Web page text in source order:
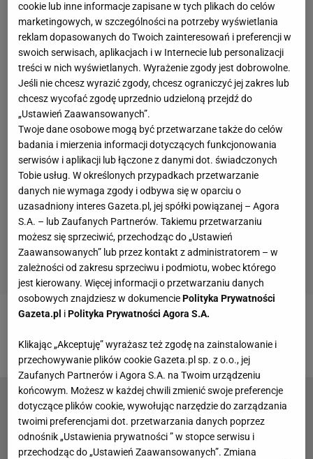
zamieszany w dwie bramki
Największy wyrzut sumienia Michała
Probierza. Żądają, by dał mu szansę
cookie lub inne informacje zapisane w tych plikach do celów
marketingowych, w szczególności na potrzeby wyświetlania
reklam dopasowanych do Twoich zainteresowań i preferencji w
swoich serwisach, aplikacjach i w Internecie lub personalizacji
treści w nich wyświetlanych. Wyrażenie zgody jest dobrowolne.
Jeśli nie chcesz wyrazić zgody, chcesz ograniczyć jej zakres lub
chcesz wycofać zgodę uprzednio udzieloną przejdź do
„Ustawień Zaawansowanych”.
Twoje dane osobowe mogą być przetwarzane także do celów
badania i mierzenia informacji dotyczących funkcjonowania
serwisów i aplikacji lub łączone z danymi dot. świadczonych
Tobie usług. W określonych przypadkach przetwarzanie
danych nie wymaga zgody i odbywa się w oparciu o
uzasadniony interes Gazeta.pl, jej spółki powiązanej – Agora
S.A. – lub Zaufanych Partnerów. Takiemu przetwarzaniu
możesz się sprzeciwić, przechodząc do „Ustawień
Zaawansowanych” lub przez kontakt z administratorem – w
zależności od zakresu sprzeciwu i podmiotu, wobec którego
jest kierowany. Więcej informacji o przetwarzaniu danych
osobowych znajdziesz w dokumenciePolityka Prywatności
Gazeta.pl iPolityka Prywatności Agora S.A.
Klikając „Akceptuję” wyrażasz też zgodę na zainstalowanie i
przechowywanie plików cookie Gazeta.pl sp. z o.o., jej
Zaufanych Partnerów i Agora S.A. na Twoim urządzeniu
końcowym. Możesz w każdej chwili zmienić swoje preferencje
dotyczące plików cookie, wywołując narzędzie do zarządzania
twoimi preferencjami dot. przetwarzania danych poprzez
odnośnik „Ustawienia prywatności ” w stopce serwisu i
przechodząc do „Ustawień Zaawansowanych”. Zmiana